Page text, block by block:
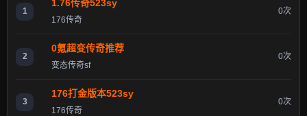
1
1.76传奇523sy
176传奇
0次
2
0氪超变传奇推荐
变态传奇sf
0次
3
176打金版本523sy
176传奇
0次